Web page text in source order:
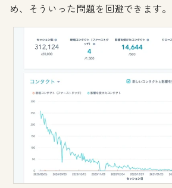
め、そういった問題を回避できます。